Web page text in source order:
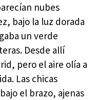
nubes
bajo la luz dorada
un verde
Desde allí
pero el aire olía a
Las chicas
el brazo, ajenas